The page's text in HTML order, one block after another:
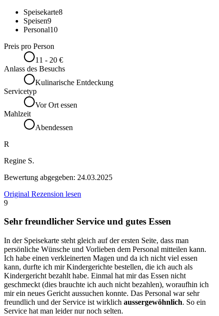
Speisekarte8
Speisen9
Personal10
Preis pro Person
11 - 20 €
Anlass des Besuchs
Kulinarische Entdeckung
Servicetyp
Vor Ort essen
Mahlzeit
Abendessen
R
Regine S.
Bewertung abgegeben: 24.03.2025
Original Rezension lesen
9
Sehr freundlicher Service und gutes Essen
In der Speisekarte steht gleich auf der ersten Seite, dass man
persönliche Wünsche und Vorlieben dem Personal mitteilen kann.
Ich habe einen verkleinerten Magen und da ich nicht viel essen
kann, durfte ich mir Kindergerichte bestellen, die ich auch als
Kindergericht bezahlt habe. Einmal hat mir das Essen nicht
geschmeckt (dies brauchte ich auch nicht bezahlen), woraufhin ich
mir ein neues Gericht aussuchen konnte. Das Personal war sehr
freundlich und der Service ist wirklich aussergewöhnlich. So ein
Service hat man leider nur noch selten.